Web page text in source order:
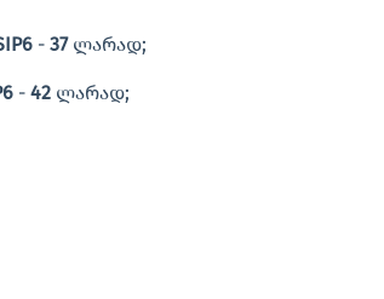
- 37 ლარად;
- 42 ლარად;